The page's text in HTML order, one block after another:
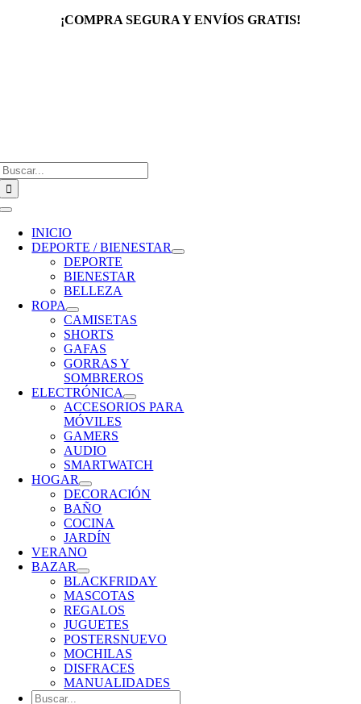
¡COMPRA SEGURA Y ENVÍOS GRATIS!
Toggle
Navigation
INICIO
DEPORTE / BIENESTAR
DEPORTE
BIENESTAR
BELLEZA
ROPA
CAMISETAS
SHORTS
GAFAS
GORRAS Y
SOMBREROS
ELECTRÓNICA
ACCESORIOS PARA
MÓVILES
GAMERS
AUDIO
SMARTWATCH
HOGAR
DECORACIÓN
BAÑO
COCINA
JARDÍN
VERANO
BAZAR
BLACKFRIDAY
MASCOTAS
REGALOS
JUGUETES
POSTERSNUEVO
MOCHILAS
DISFRACES
MANUALIDADES
Buscar: